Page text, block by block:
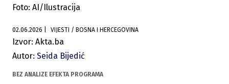
Foto: AI/Ilustracija
02.06.2026 VIJESTI / BOSNA I HERCEGOVINA
Izvor: Akta.ba
Autor: Seida Bijedić
BEZ ANALIZE EFEKTA PROGRAMA